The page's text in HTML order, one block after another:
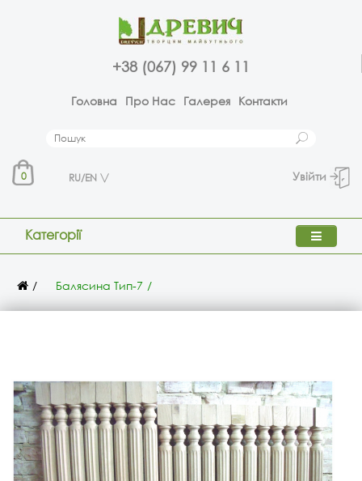
+38 (067) 99 11 6 11
Головна Про Нас Галерея Контакти
0 RU/EN Увійти
Категорії
Балясина Тип-7